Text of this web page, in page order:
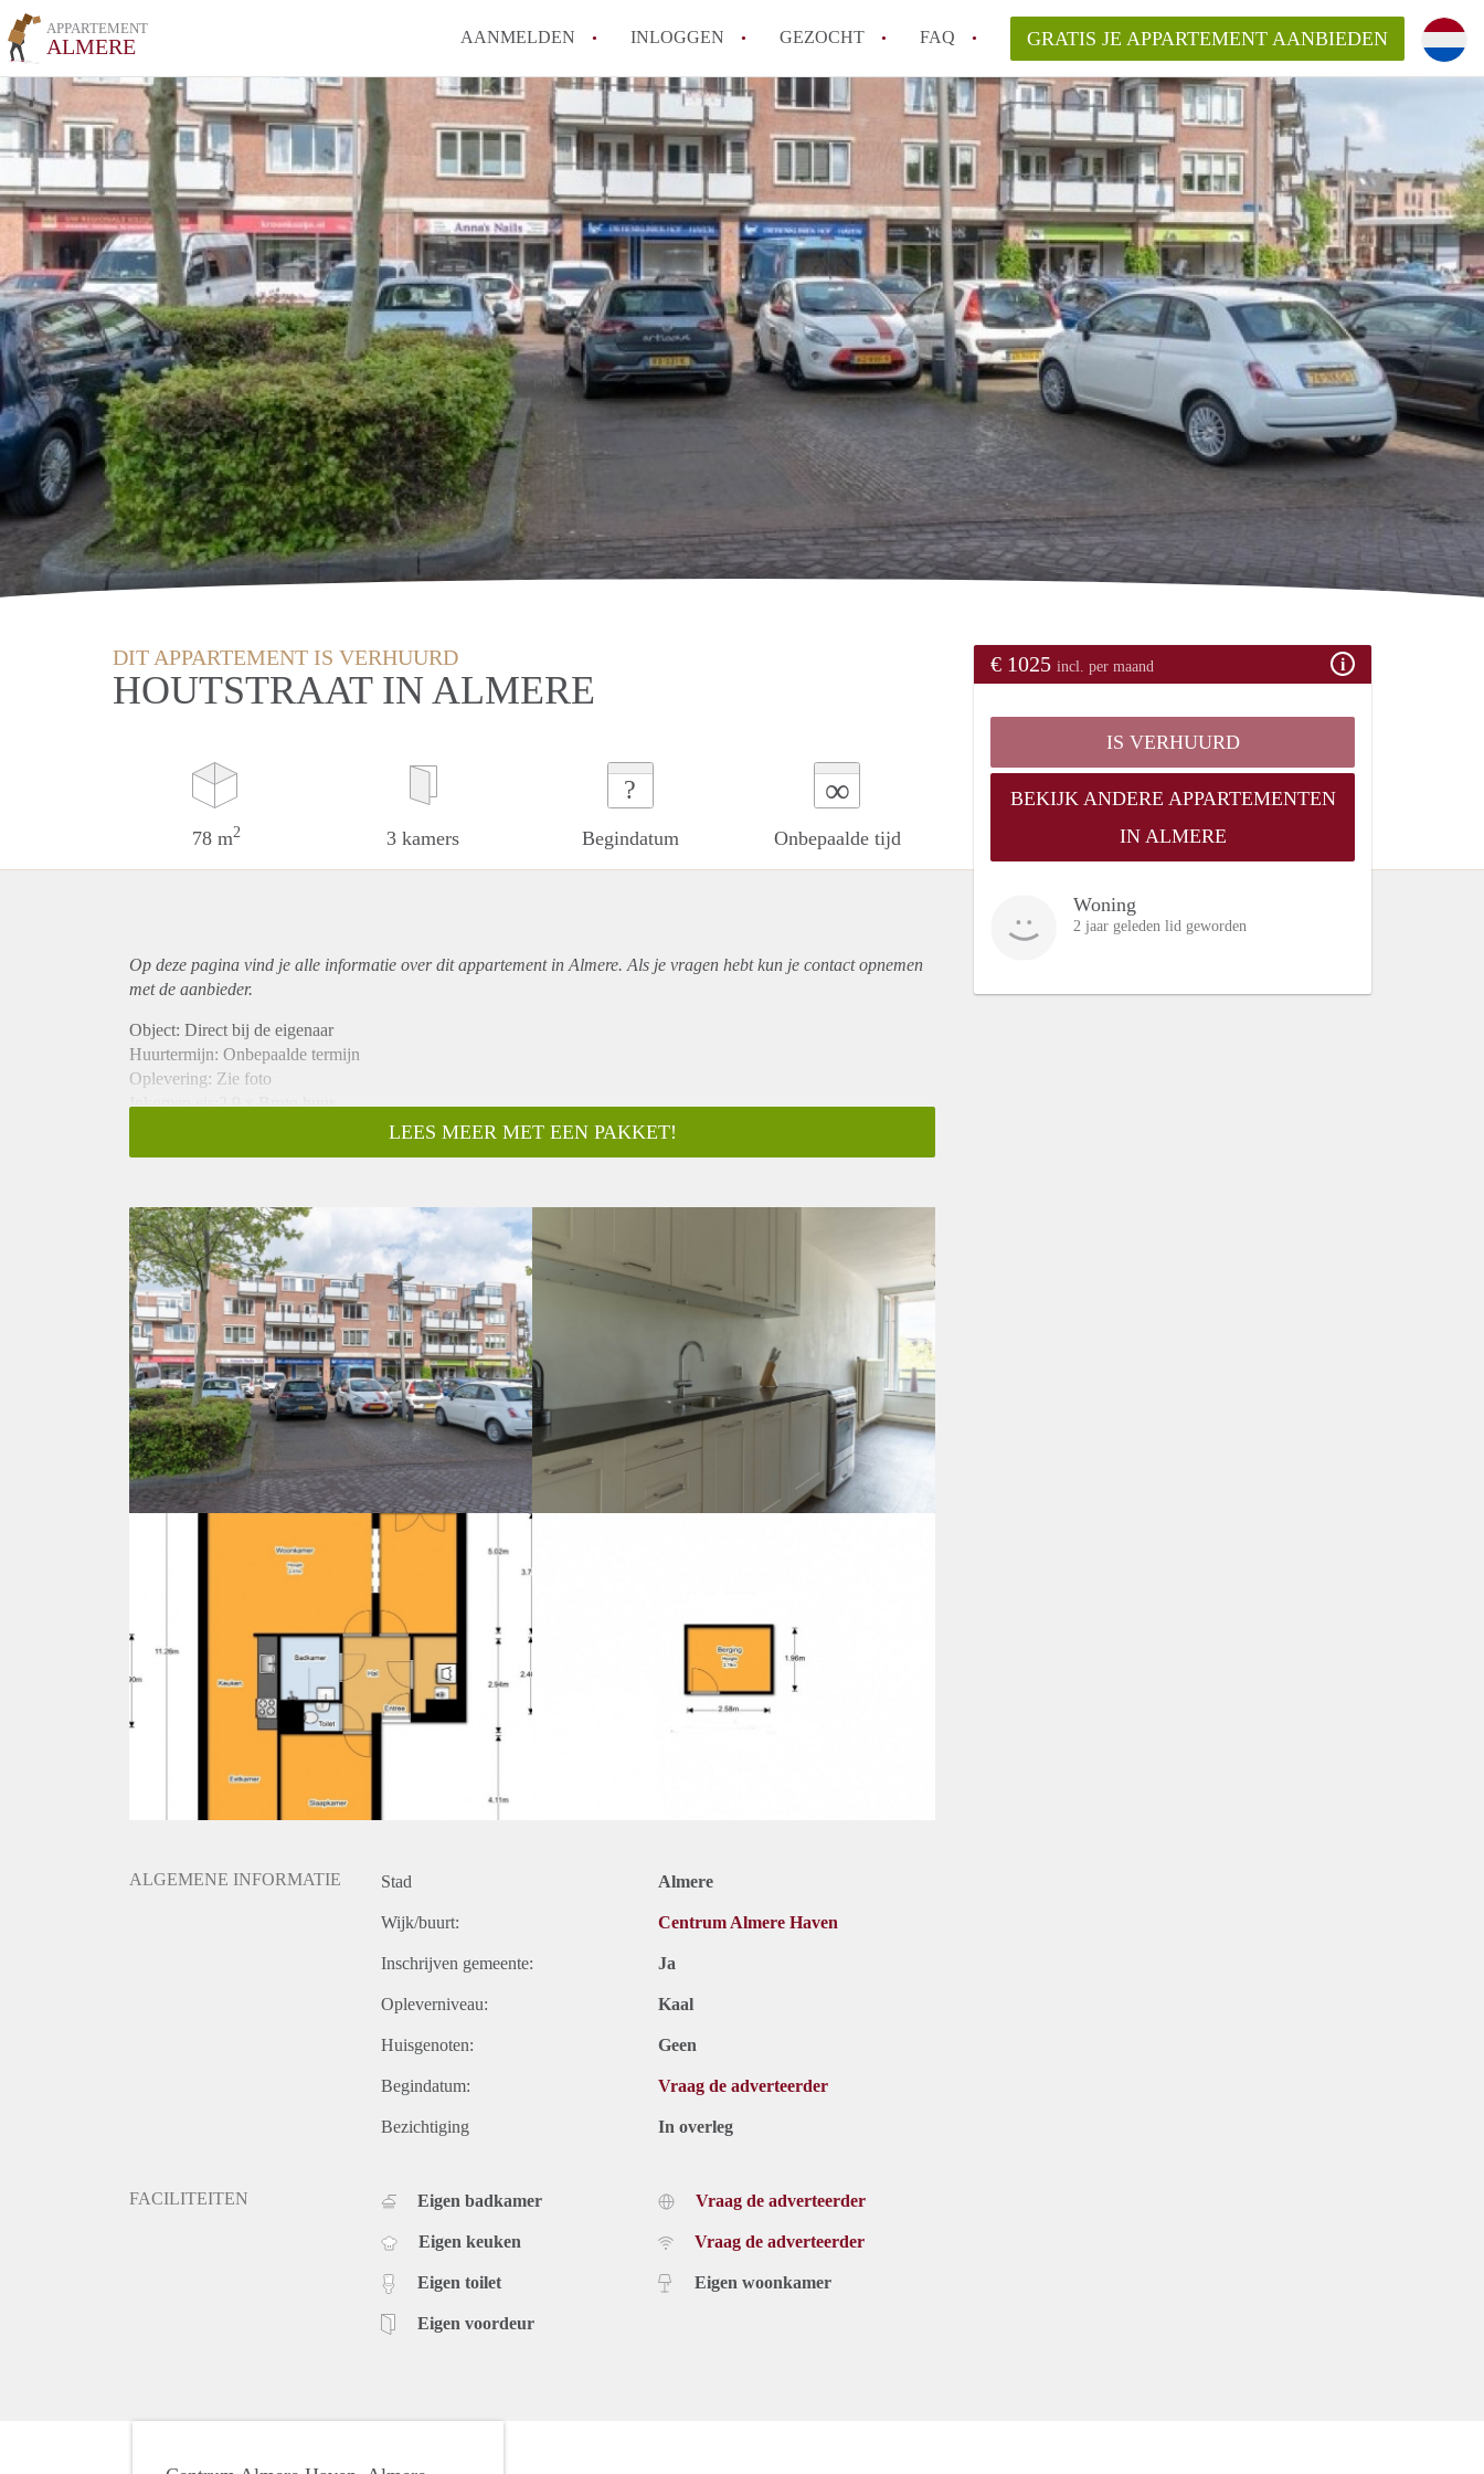
APPARTEMENT
ALMERE AANMELDEN INLOGGEN GEZOCHT FAQ
How to translate AppartementAlmere!
Wat is AppartementAlmere?
Hoeveel kost het om te reageren op een Appartement in Almere?
Wat is de privacyverklaring van AppartementAlmere?
Berekent AppartementAlmere
makelaarsvergoeding/bemiddelingsvergoeding?
Alle veelgestelde vragen
GRATIS JE APPARTEMENT AANBIEDEN
DIT APPARTEMENT IS VERHUURD
HOUTSTRAAT IN ALMERE
78 m2 3 kamers
?
Begindatum
∞
Onbepaalde tijd
€ 1025 incl. per maand
IS VERHUURD
BEKIJK ANDERE APPARTEMENTEN
IN ALMERE
Woning
2 jaar geleden lid geworden
Op deze pagina vind je alle informatie over ditappartementin Almere. Als je vragen hebt kun je contact opnemen
met de aanbieder.
Object: Direct bij de eigenaar
Huurtermijn: Onbepaalde termijn
Oplevering: Zie foto
Inkomen eis:2,9 x Bruto huur
Borg: 1 Maand
Huisdieren toegestaan: Afhankelijk van de Eigenaar
Huurtoeslag grens: Nee
Geschikt voor studenten: Afhankelijk van de Eigenaar
LEES MEER MET EEN PAKKET!
ALGEMENE INFORMATIE Stad Almere
Wijk/buurt: Centrum Almere Haven
Inschrijven gemeente: Ja
Opleverniveau: Kaal
Huisgenoten: Geen
Begindatum: Vraag de adverteerder
Bezichtiging In overleg
FACILITEITEN Eigen badkamer
Eigen keuken
Eigen toilet
Eigen voordeur
Vraag de adverteerder
Vraag de adverteerder
Eigen woonkamer